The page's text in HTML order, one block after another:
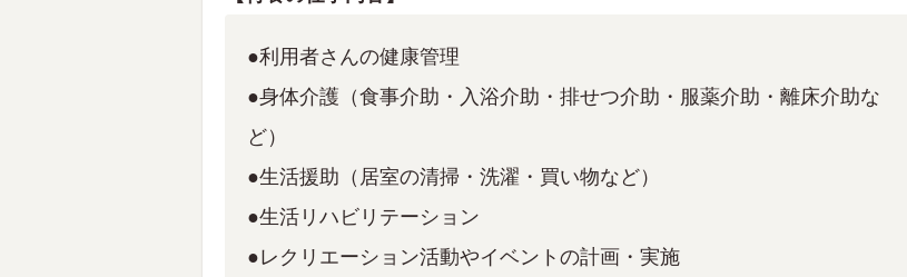
●利用者さんの健康管理
●身体介護（食事介助・入浴介助・排せつ介助・服薬介助・離床介助な
ど）
●生活援助（居室の清掃・洗濯・買い物など）
●生活リハビリテーション
●レクリエーション活動やイベントの計画・実施